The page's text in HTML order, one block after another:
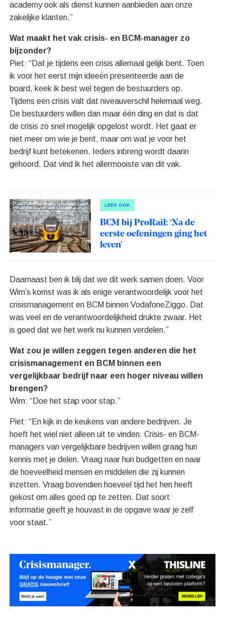
academy ook als dienst kunnen aanbieden aan onze
zakelijke klanten.”
Wat maakt het vak crisis- en BCM-manager zo
bijzonder?
Piet: “Dat je tijdens een crisis allemaal gelijk bent. Toen
ik voor het eerst mijn ideeën presenteerde aan de
board, keek ik best wel tegen de bestuurders op.
Tijdens een crisis valt dat niveauverschil helemaal weg.
De bestuurders willen dan maar één ding en dat is dat
de crisis zo snel mogelijk opgelost wordt. Het gaat er
niet meer om wie je bent, maar om wat je voor het
bedrijf kunt betekenen. Ieders inbreng wordt daarin
gehoord. Dat vind ik het allermooiste van dit vak.
LEES OOK
BCM bij ProRail: ‘Na de
eerste oefeningen ging het
leven’
Daarnaast ben ik blij dat we dit werk samen doen. Voor
Wim’s komst was ik als enige verantwoordelijk voor het
crisismanagement en BCM binnen VodafoneZiggo. Dat
was veel en de verantwoordelijkheid drukte zwaar. Het
is goed dat we het werk nu kunnen verdelen.”
Wat zou je willen zeggen tegen anderen die het
crisismanagement en BCM binnen een
vergelijkbaar bedrijf naar een hoger niveau willen
brengen?
Wim: “Doe het stap voor stap.”
Piet: “En kijk in de keukens van andere bedrijven. Je
hoeft het wiel niet alleen uit te vinden. Crisis- en BCM-
managers van vergelijkbare bedrijven willen graag hun
kennis met je delen. Vraag naar hun budgetten en naar
de hoeveelheid mensen en middelen die zij kunnen
inzetten. Vraag bovendien hoeveel tijd het hen heeft
gekost om alles goed op te zetten. Dat soort
informatie geeft je houvast in de opgave waar je zelf
voor staat.”